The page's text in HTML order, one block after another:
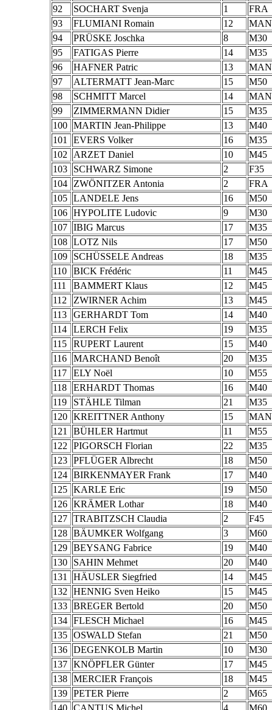
92
SOCHART Svenja 1
FRA
93
FLUMIANI Romain 12
MAN
94
PRÜSKE Joschka 8
M30
95
FATIGAS Pierre 14
M35
96
HAFNER Patric 13
MAN
97
ALTERMATT Jean-Marc 15
M50
98
SCHMITT Marcel 14
MAN
99
ZIMMERMANN Didier 15
M35
100
MARTIN Jean-Philippe 13
M40
101
EVERS Volker 16
M35
102
ARZET Daniel 10
M45
103
SCHWARZ Simone 2
F35
104
ZWÖNITZER Antonia 2
FRA
105
LANDELE Jens 16
M50
106
HYPOLITE Ludovic 9
M30
107
IBIG Marcus 17
M35
108
LOTZ Nils 17
M50
109
SCHÜSSELE Andreas 18
M35
110
BICK Frédéric 11
M45
111
BAMMERT Klaus 12
M45
112
ZWIRNER Achim 13
M45
113
GERHARDT Tom 14
M40
114
LERCH Felix 19
M35
115
RUPERT Laurent 15
M40
116
MARCHAND Benoît 20
M35
117
ELY Noël 10
M55
118
ERHARDT Thomas 16
M40
119
STÄHLE Tilman 21
M35
120
KREITTNER Anthony 15
MAN
121
BÜHLER Hartmut 11
M55
122
PIGORSCH Florian 22
M35
123
PFLÜGER Albrecht 18
M50
124
BIRKENMAYER Frank 17
M40
125
KARLE Eric 19
M50
126
KRÄMER Lothar 18
M40
127
TRABITZSCH Claudia 2
F45
128
BÄUMKER Wolfgang 3
M60
129
BEYSANG Fabrice 19
M40
130
SAHIN Mehmet 20
M40
131
HÄUSLER Siegfried 14
M45
132
HENNIG Sven Heiko 15
M45
133
BREGER Bertold 20
M50
134
FLESCH Michael 16
M45
135
OSWALD Stefan 21
M50
136
DEGENKOLB Martin 10
M30
137
KNÖPFLER Günter 17
M45
138
MERCIER François 18
M45
139
PETER Pierre 2
M65
140
CANTUS Michel 4 M60